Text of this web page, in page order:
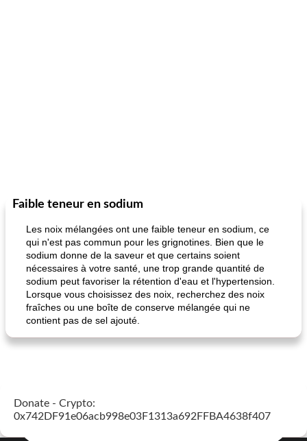
Faible teneur en sodium
Les noix mélangées ont une faible teneur en sodium, ce
qui n'est pas commun pour les grignotines. Bien que le
sodium donne de la saveur et que certains soient
nécessaires à votre santé, une trop grande quantité de
sodium peut favoriser la rétention d'eau et l'hypertension.
Lorsque vous choisissez des noix, recherchez des noix
fraîches ou une boîte de conserve mélangée qui ne
contient pas de sel ajouté.
Donate - Crypto:
0x742DF91e06acb998e03F1313a692FFBA4638f407